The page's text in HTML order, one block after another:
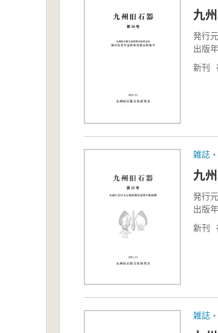
九
発行元
出版
新刊
雑誌
九
発行元
出版
新刊
雑誌